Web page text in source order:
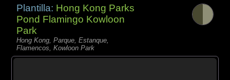
Plantilla: Hong Kong Parks
Pond Flamingo Kowloon
Park
Hong Kong, Parque, Estanque,
Flamencos, Kowloon Park